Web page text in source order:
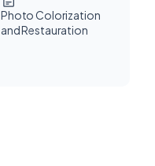
Photo Colorization
and Restauration